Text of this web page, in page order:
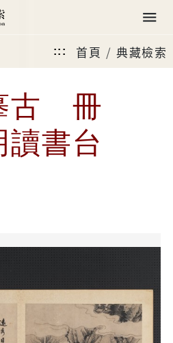
::: 首頁 典藏檢索
古 冊
讀書台